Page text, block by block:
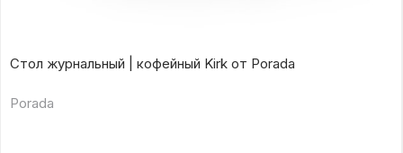
Стол журнальный | кофейный Kirk от Porada
Porada